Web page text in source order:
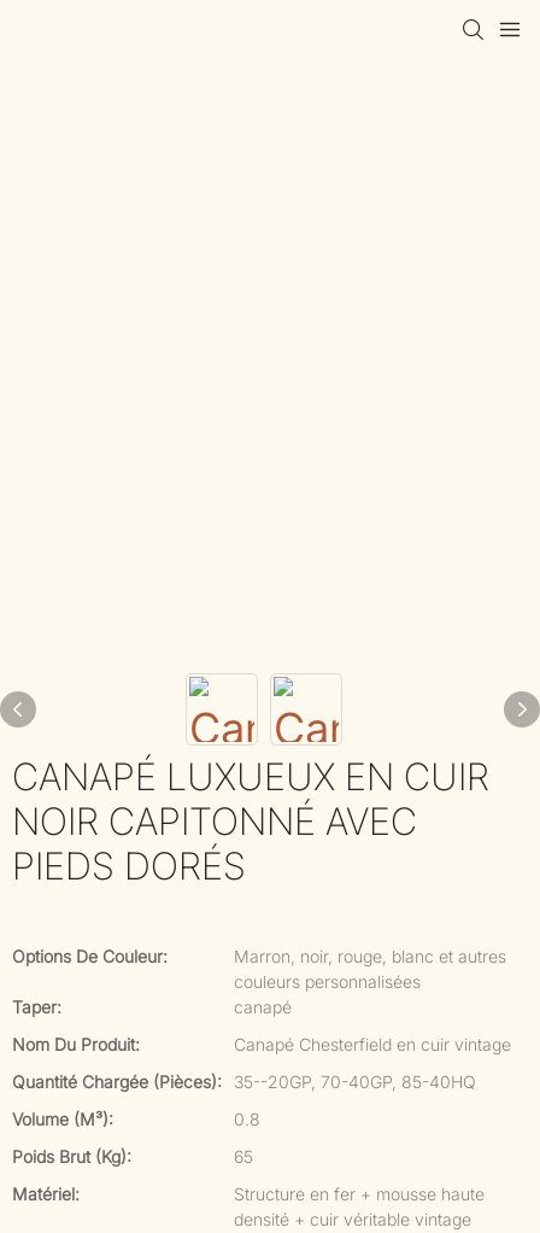
CANAPÉ LUXUEUX EN CUIR
NOIR CAPITONNÉ AVEC
PIEDS DORÉS
Options De Couleur:
Marron, noir, rouge, blanc et autres
couleurs personnalisées
Taper:
canapé
Nom Du Produit:
Canapé Chesterfield en cuir vintage
Quantité Chargée (pièces):
35--20GP, 70-40GP, 85-40HQ
Volume (m³):
0.8
Poids Brut (kg):
65
Matériel:
Structure en fer + mousse haute
densité + cuir véritable vintage